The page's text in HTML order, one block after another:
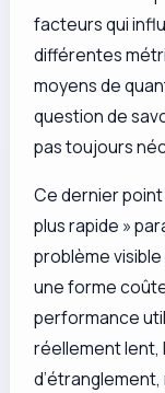
facteurs qui
différentes
moyens de
question de
pas toujours
Ce dernier
plus rapide »
problème
une forme
performance
réellement lent,